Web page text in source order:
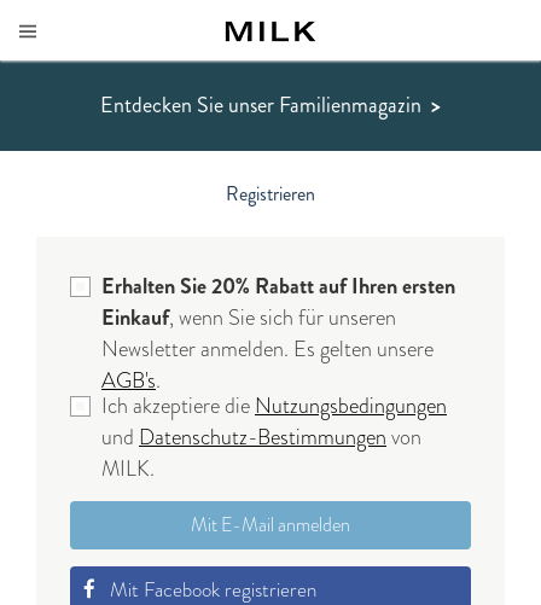
Entdecken Sie unser Familienmagazin >
Registrieren
Mit E-Mail anmelden
Mit Facebook registrieren
Erhalten Sie 20% Rabatt auf Ihren ersten
Einkauf, wenn Sie sich für unseren
Newsletter anmelden. Es gelten unsere
AGB's.
Ich akzeptiere die Nutzungsbedingungen
und Datenschutz-Bestimmungenvon
MILK.